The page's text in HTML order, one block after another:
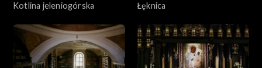
Kotlina jeleniogórska
Łęknica